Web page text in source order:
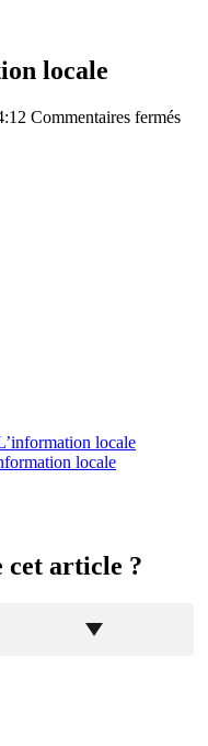
locale
Commentaires fermés
locale
locale
cet article ?